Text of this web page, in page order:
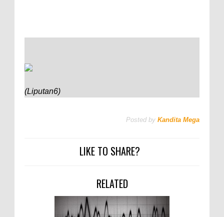
(Liputan6)
Posted by Kandita Mega
LIKE TO SHARE?
RELATED